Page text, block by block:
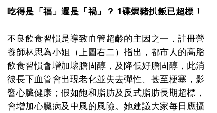
吃得是「福」還是「禍」？ 1碟焗豬扒飯已超標！
不良飲食習慣是導致血管超齡的主因之一，註冊營
養師林思為小姐（上圖右二）指出，都市人的高脂
飲食習慣會增加壞膽固醇，及降低好膽固醇，此消
彼長下血管會出現老化並失去彈性、甚至梗塞，影
響心臟健康；假如飽和脂肪及反式脂肪長期超標，
會增加心臟病及中風的風險。她建議大家每日應攝